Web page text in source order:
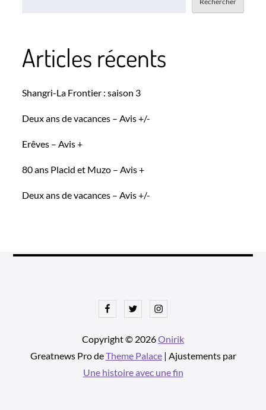
Articles récents
Shangri-La Frontier : saison 3
Deux ans de vacances – Avis +/-
Erêves – Avis +
80 ans Placid et Muzo – Avis +
Deux ans de vacances – Avis +/-
FacebookTwitterInstagram
Copyright © 2026Onirik
Greatnews Pro deTheme Palace| Ajustements par
Une histoire avec une fin